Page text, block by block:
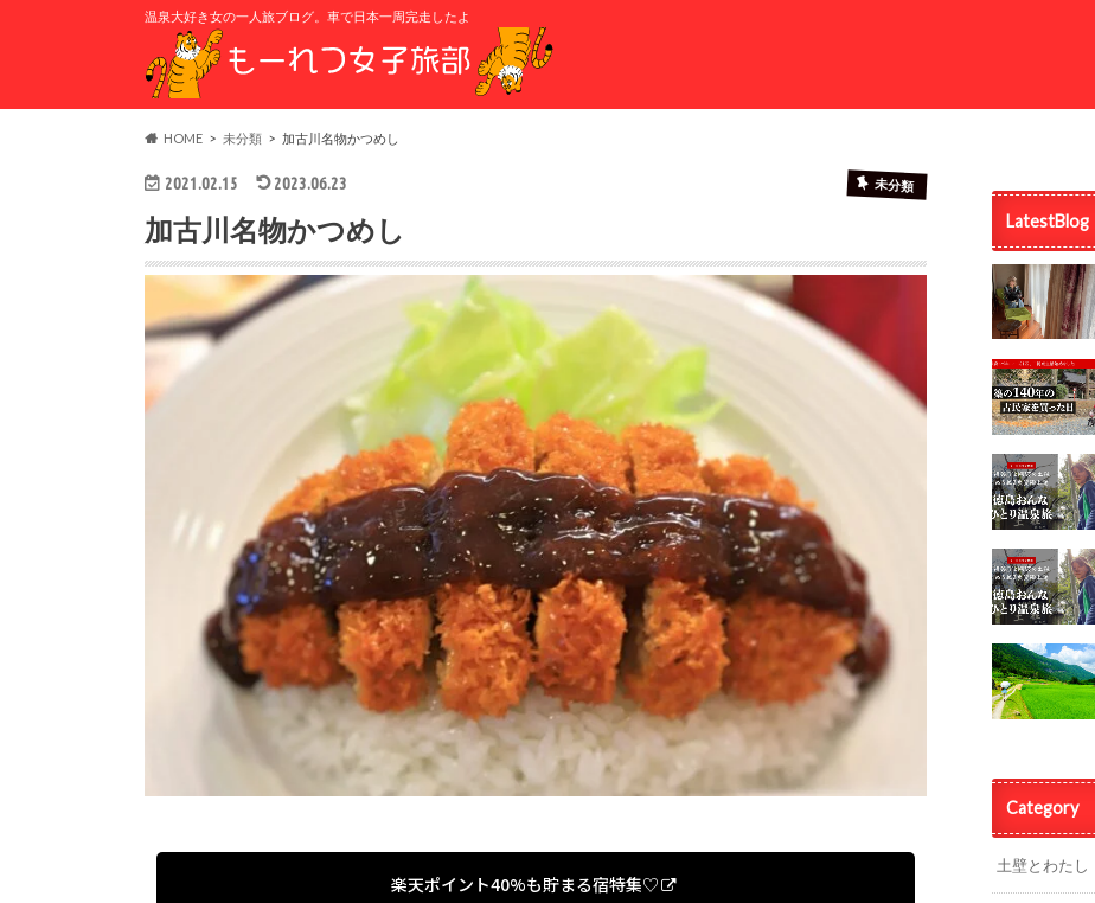
温泉大好き女の一人旅ブログ。車で日本一周完走したよ
HOME 未分類 加古川名物かつめし
2021.02.15 2023.06.23 未分類
加古川名物かつめし
楽天ポイント40%も貯まる宿特集♡
LatestBlog
Category
土壁とわたし